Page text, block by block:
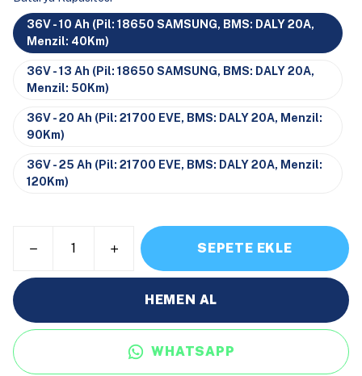
36V - 10 Ah (Pil: 18650 SAMSUNG, BMS: DALY 20A,
Menzil: 40Km)
36V - 13 Ah (Pil: 18650 SAMSUNG, BMS: DALY 20A,
Menzil: 50Km)
36V - 20 Ah (Pil: 21700 EVE, BMS: DALY 20A, Menzil:
90Km)
36V - 25 Ah (Pil: 21700 EVE, BMS: DALY 20A, Menzil:
120Km)
SEPETE EKLE
HEMEN AL
WHATSAPP